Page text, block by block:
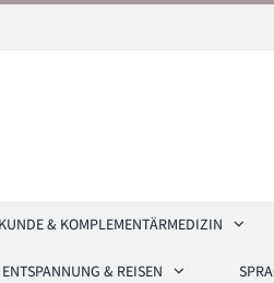
& KOMPLEMENTÄRMEDIZIN
ENTSPANNUNG & REISEN